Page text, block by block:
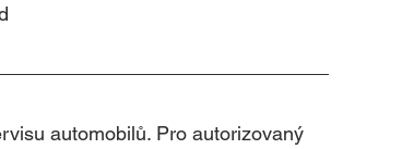
automobilů. Pro autorizovaný